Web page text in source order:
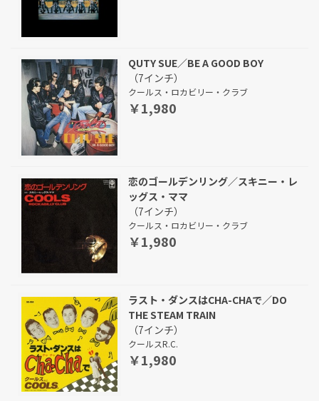
QUTY SUE／BE A GOOD BOY
（7インチ）
クールス・ロカビリー・クラブ
￥1,980
恋のゴールデンリング／スキニー・レ
ッグス・ママ
（7インチ）
クールス・ロカビリー・クラブ
￥1,980
ラスト・ダンスはCHA-CHAで／DO
THE STEAM TRAIN
（7インチ）
クールスR.C.
￥1,980